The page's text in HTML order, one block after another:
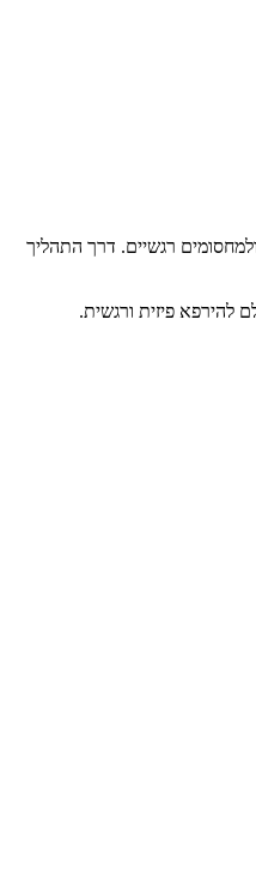
רגשיים. דרך התהליך
להירפא פיזית ורגשית.